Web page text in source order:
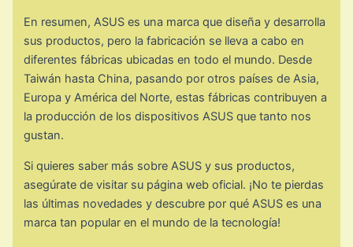
En resumen, ASUS es una marca que diseña y desarrolla
sus productos, pero la fabricación se lleva a cabo en
diferentes fábricas ubicadas en todo el mundo. Desde
Taiwán hasta China, pasando por otros países de Asia,
Europa y América del Norte, estas fábricas contribuyen a
la producción de los dispositivos ASUS que tanto nos
gustan.
Si quieres saber más sobre ASUS y sus productos,
asegúrate de visitar su página web oficial. ¡No te pierdas
las últimas novedades y descubre por qué ASUS es una
marca tan popular en el mundo de la tecnología!